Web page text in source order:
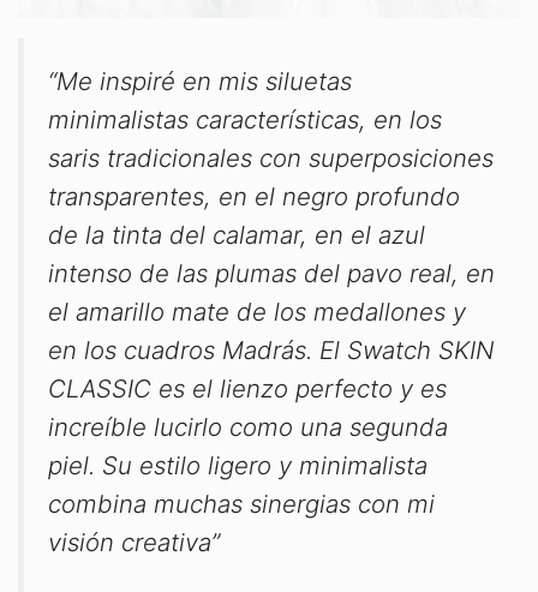
“Me inspiré en mis siluetas
minimalistas características, en los
saris tradicionales con superposiciones
transparentes, en el negro profundo
de la tinta del calamar, en el azul
intenso de las plumas del pavo real, en
el amarillo mate de los medallones y
en los cuadros Madrás. El Swatch SKIN
CLASSIC es el lienzo perfecto y es
increíble lucirlo como una segunda
piel. Su estilo ligero y minimalista
combina muchas sinergias con mi
visión creativa”